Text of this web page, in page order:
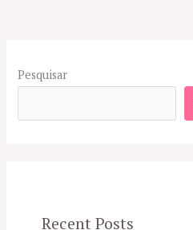
Pesquisar
Recent Posts